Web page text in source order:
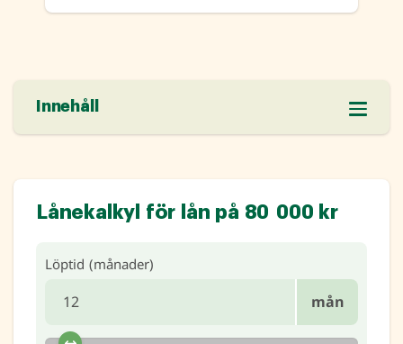
Innehåll
Lånekalkyl för lån på 80 000 kr
Löptid (månader)
mån